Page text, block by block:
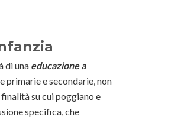
di una educazione a
primarie e secondarie, non
su cui poggiano e
specifica, che